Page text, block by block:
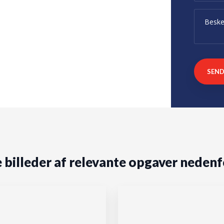
billeder af relevante opgaver